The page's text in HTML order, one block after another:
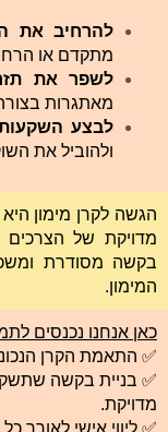
להרחיב את
מתקדם או
לשפר את
מאתגרות
לבצע השקעות
ולהוביל את
הגשה לקרן מימון
מדויקת של
בקשה מסודרת
המימון.
כאן אנחנו נכנסים
✅ התאמת הקרן
✅ בניית בקשה
מדויקת.
✅ ליווי אישי לאורך